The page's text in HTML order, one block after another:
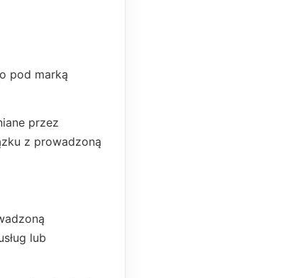
pod marką
przez
z prowadzoną
lub